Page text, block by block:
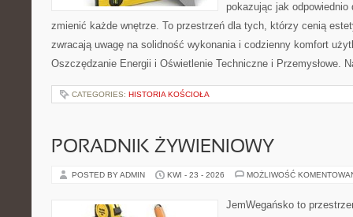
pokazując jak odpowiednio
zmienić każde wnętrze. To przestrzeń dla tych, którzy cenią
zwracają uwagę na solidność wykonania i codzienny komfort
Oszczędzanie Energii i Oświetlenie Techniczne i Przemysłowe.
CATEGORIES: HISTORIA KOŚCIOŁA
PORADNIK ŻYWIENIOWY
POSTED BY ADMIN KWI - 23 - 2026 MOŻLIWOŚĆ
JemWegańsko to